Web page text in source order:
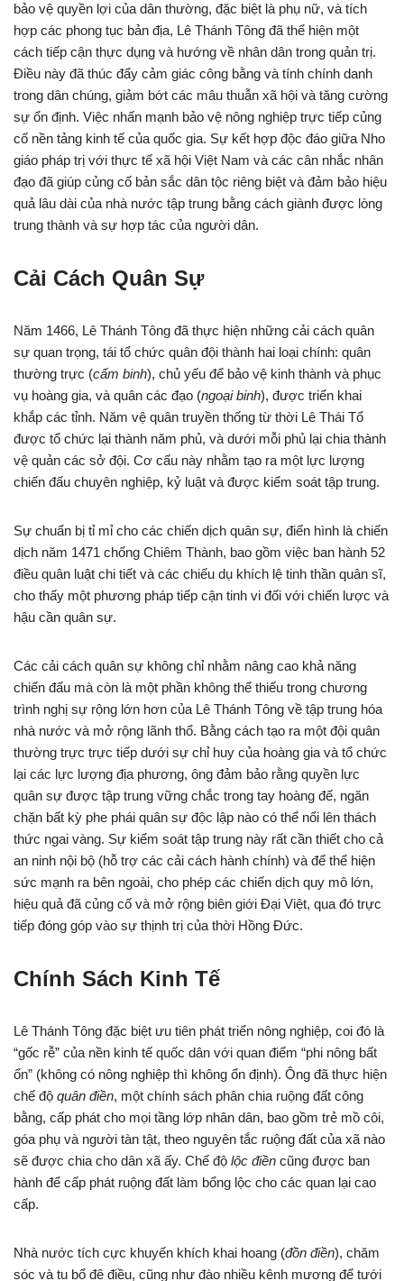
bảo vệ quyền lợi của dân thường, đặc biệt là phụ nữ, và tích
hợp các phong tục bản địa, Lê Thánh Tông đã thể hiện một
cách tiếp cận thực dụng và hướng về nhân dân trong quản trị.
Điều này đã thúc đẩy cảm giác công bằng và tính chính danh
trong dân chúng, giảm bớt các mâu thuẫn xã hội và tăng cường
sự ổn định. Việc nhấn mạnh bảo vệ nông nghiệp trực tiếp củng
cố nền tảng kinh tế của quốc gia. Sự kết hợp độc đáo giữa Nho
giáo pháp trị với thực tế xã hội Việt Nam và các cân nhắc nhân
đạo đã giúp củng cố bản sắc dân tộc riêng biệt và đảm bảo hiệu
quả lâu dài của nhà nước tập trung bằng cách giành được lòng
trung thành và sự hợp tác của người dân.
Cải Cách Quân Sự
Năm 1466, Lê Thánh Tông đã thực hiện những cải cách quân
sự quan trọng, tái tổ chức quân đội thành hai loại chính: quân
thường trực (cấm binh), chủ yếu để bảo vệ kinh thành và phục
vụ hoàng gia, và quân các đạo (ngoại binh), được triển khai
khắp các tỉnh. Năm vệ quân truyền thống từ thời Lê Thái Tổ
được tổ chức lại thành năm phủ, và dưới mỗi phủ lại chia thành
vệ quản các sở đội. Cơ cấu này nhằm tạo ra một lực lượng
chiến đấu chuyên nghiệp, kỷ luật và được kiểm soát tập trung.
Sự chuẩn bị tỉ mỉ cho các chiến dịch quân sự, điển hình là chiến
dịch năm 1471 chống Chiêm Thành, bao gồm việc ban hành 52
điều quân luật chi tiết và các chiếu dụ khích lệ tinh thần quân sĩ,
cho thấy một phương pháp tiếp cận tinh vi đối với chiến lược và
hậu cần quân sự.
Các cải cách quân sự không chỉ nhằm nâng cao khả năng
chiến đấu mà còn là một phần không thể thiếu trong chương
trình nghị sự rộng lớn hơn của Lê Thánh Tông về tập trung hóa
nhà nước và mở rộng lãnh thổ. Bằng cách tạo ra một đội quân
thường trực trực tiếp dưới sự chỉ huy của hoàng gia và tổ chức
lại các lực lượng địa phương, ông đảm bảo rằng quyền lực
quân sự được tập trung vững chắc trong tay hoàng đế, ngăn
chặn bất kỳ phe phái quân sự độc lập nào có thể nổi lên thách
thức ngai vàng. Sự kiểm soát tập trung này rất cần thiết cho cả
an ninh nội bộ (hỗ trợ các cải cách hành chính) và để thể hiện
sức mạnh ra bên ngoài, cho phép các chiến dịch quy mô lớn,
hiệu quả đã củng cố và mở rộng biên giới Đại Việt, qua đó trực
tiếp đóng góp vào sự thịnh trị của thời Hồng Đức.
Chính Sách Kinh Tế
Lê Thánh Tông đặc biệt ưu tiên phát triển nông nghiệp, coi đó là
“gốc rễ” của nền kinh tế quốc dân với quan điểm “phi nông bất
ổn” (không có nông nghiệp thì không ổn định). Ông đã thực hiện
chế độ quân điền, một chính sách phân chia ruộng đất công
bằng, cấp phát cho mọi tầng lớp nhân dân, bao gồm trẻ mồ côi,
góa phụ và người tàn tật, theo nguyên tắc ruộng đất của xã nào
sẽ được chia cho dân xã ấy. Chế độ lộc điền cũng được ban
hành để cấp phát ruộng đất làm bổng lộc cho các quan lại cao
cấp.
Nhà nước tích cực khuyến khích khai hoang (đồn điền), chăm
sóc và tu bổ đê điều, cũng như đào nhiều kênh mương để tưới